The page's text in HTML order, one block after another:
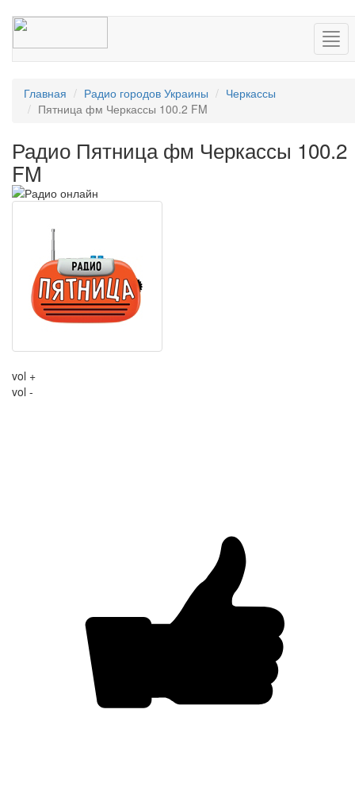
Главная Радио городов Украины
Черкассы
Пятница фм Черкассы 100.2 FM
Радио Пятница фм Черкассы 100.2
FM
vol +
vol -